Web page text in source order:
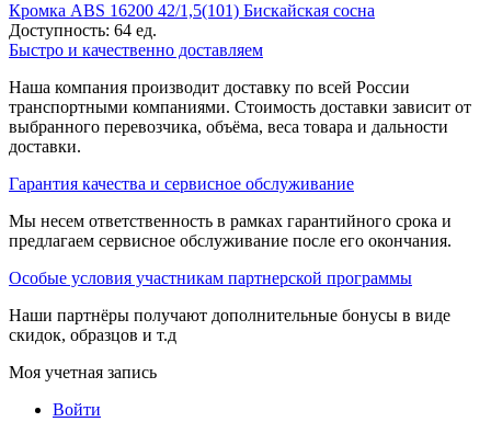
Кромка ABS 16200 42/1,5(101) Бискайская сосна
Доступность: 64 ед.
Быстро и качественно доставляем
Наша компания производит доставку по всей России
транспортными компаниями. Стоимость доставки зависит от
выбранного перевозчика, объёма, веса товара и дальности
доставки.
Гарантия качества и сервисное обслуживание
Мы несем ответственность в рамках гарантийного срока и
предлагаем сервисное обслуживание после его окончания.
Особые условия участникам партнерской программы
Наши партнёры получают дополнительные бонусы в виде
скидок, образцов и т.д
Моя учетная запись
Войти